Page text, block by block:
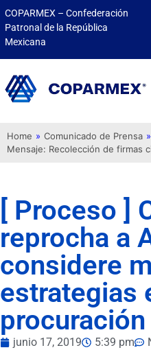
COPARMEX – Confederación
Patronal de la República
Mexicana
Home » Comunicado de Prensa »
Mensaje: Recolección de firmas
[ Proceso ]
reprocha a
considere
estrategias
junio 17, 2019 5:39 pm